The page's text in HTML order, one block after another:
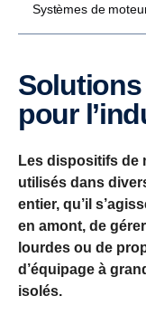
Systèmes de
Solutions de motorisations
pour
Les dispositifs de
utilisés dans
entier, qu’il
en amont, de
lourdes ou de
d’équipage à
isolés.